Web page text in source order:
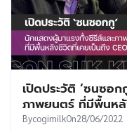
เปิดประวัติ ‘ซนซอ
ภาพยนตร์ ที่มีพื้นหลั
BycogimilkOn28/06/2022